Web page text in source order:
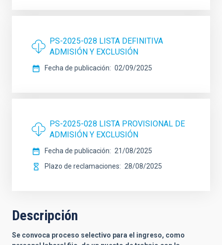
PS-2025-028 LISTA DEFINITIVA
ADMISIÓN Y EXCLUSIÓN
Fecha de publicación 02/09/2025
PS-2025-028 LISTA PROVISIONAL DE
ADMISIÓN Y EXCLUSIÓN
Fecha de publicación
21/08/2025
Plazo de reclamaciones
28/08/2025
Descripción
Se convoca proceso selectivo para el ingreso, como